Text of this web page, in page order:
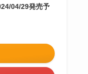
04/29発売予